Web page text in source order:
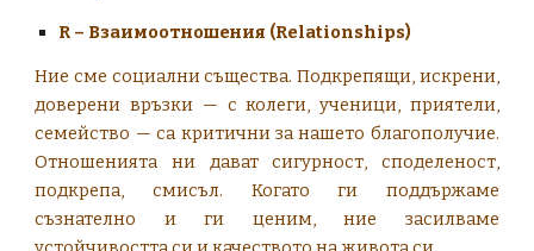
R – Взаимоотношения (Relationships)
Ние сме социални същества. Подкрепящи, искрени,
доверени връзки — с колеги, ученици, приятели,
семейство — са критични за нашето благополучие.
Отношенията ни дават сигурност, споделеност,
подкрепа, смисъл. Когато ги поддържаме
съзнателно и ги ценим, ние засилваме